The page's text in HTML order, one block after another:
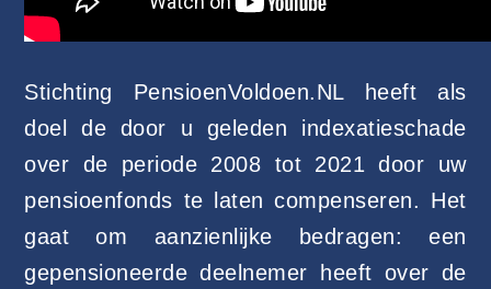
Stichting PensioenVoldoen.NL heeft als
doel de door u geleden indexatieschade
over de periode 2008 tot 2021 door uw
pensioenfonds te laten compenseren. Het
gaat om aanzienlijke bedragen: een
gepensioneerde deelnemer heeft over de